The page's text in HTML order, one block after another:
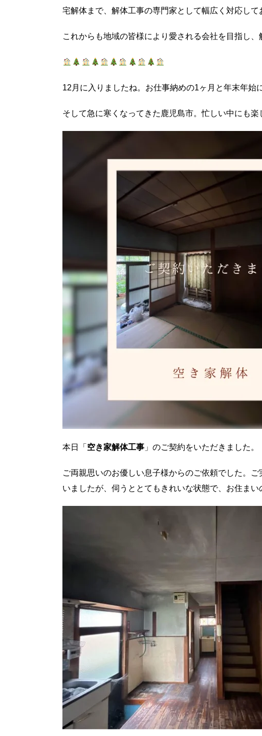
宅解体まで、解体工事の専門家として幅広く対応して
これからも地域の皆様により愛される会社を目指し
12月に入りましたね。お仕事納めの1ヶ月と年末年始
そして急に寒くなってきた鹿児島市。忙しい中にも
本日「 空き家解体工事 」のご契約をいただきました。
ご両親思いのお優しい息子様からのご依頼でした。
いましたが、伺うととてもきれいな状態で、お住ま